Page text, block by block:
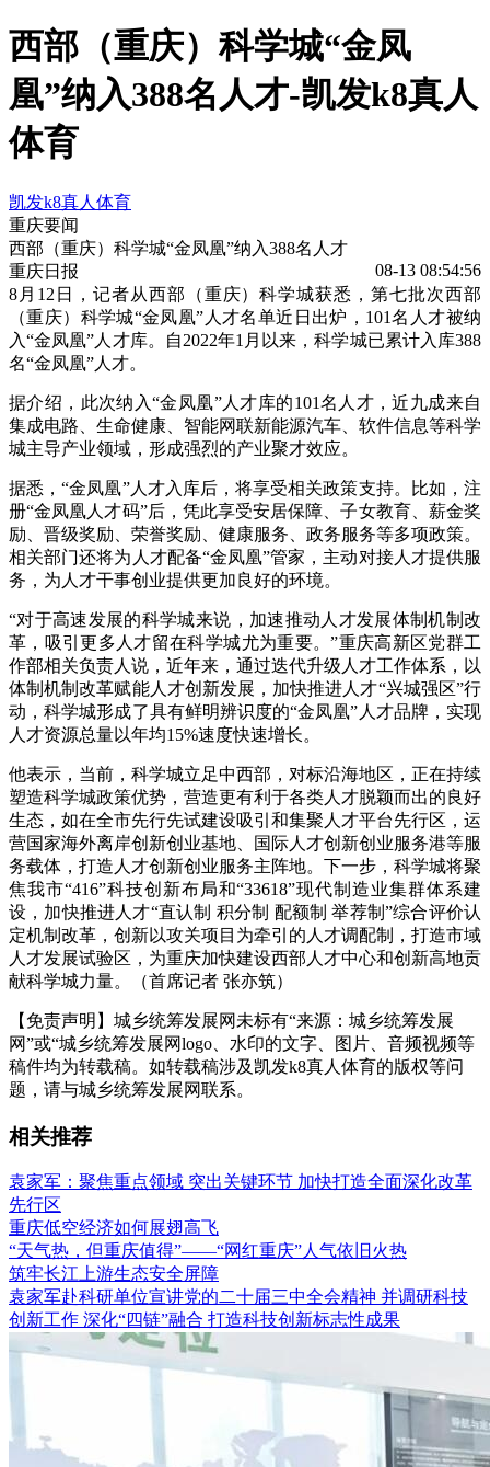
西部（重庆）科学城“金凤
凰”纳入388名人才-凯发k8真人
体育
凯发k8真人体育
重庆要闻
西部（重庆）科学城“金凤凰”纳入388名人才
重庆日报
08-13 08:54:56
8月12日，记者从西部（重庆）科学城获悉，第七批次西部
（重庆）科学城“金凤凰”人才名单近日出炉，101名人才被纳
入“金凤凰”人才库。自2022年1月以来，科学城已累计入库388
名“金凤凰”人才。
据介绍，此次纳入“金凤凰”人才库的101名人才，近九成来自
集成电路、生命健康、智能网联新能源汽车、软件信息等科学
城主导产业领域，形成强烈的产业聚才效应。
据悉，“金凤凰”人才入库后，将享受相关政策支持。比如，注
册“金凤凰人才码”后，凭此享受安居保障、子女教育、薪金奖
励、晋级奖励、荣誉奖励、健康服务、政务服务等多项政策。
相关部门还将为人才配备“金凤凰”管家，主动对接人才提供服
务，为人才干事创业提供更加良好的环境。
“对于高速发展的科学城来说，加速推动人才发展体制机制改
革，吸引更多人才留在科学城尤为重要。”重庆高新区党群工
作部相关负责人说，近年来，通过迭代升级人才工作体系，以
体制机制改革赋能人才创新发展，加快推进人才“兴城强区”行
动，科学城形成了具有鲜明辨识度的“金凤凰”人才品牌，实现
人才资源总量以年均15%速度快速增长。
他表示，当前，科学城立足中西部，对标沿海地区，正在持续
塑造科学城政策优势，营造更有利于各类人才脱颖而出的良好
生态，如在全市先行先试建设吸引和集聚人才平台先行区，运
营国家海外离岸创新创业基地、国际人才创新创业服务港等服
务载体，打造人才创新创业服务主阵地。下一步，科学城将聚
焦我市“416”科技创新布局和“33618”现代制造业集群体系建
设，加快推进人才“直认制 积分制 配额制 举荐制”综合评价认
定机制改革，创新以攻关项目为牵引的人才调配制，打造市域
人才发展试验区，为重庆加快建设西部人才中心和创新高地贡
献科学城力量。（首席记者 张亦筑）
【免责声明】城乡统筹发展网未标有“来源：城乡统筹发展
网”或“城乡统筹发展网logo、水印的文字、图片、音频视频等
稿件均为转载稿。如转载稿涉及凯发k8真人体育的版权等问
题，请与城乡统筹发展网联系。
相关推荐
袁家军：聚焦重点领域 突出关键环节 加快打造全面深化改革
先行区
重庆低空经济如何展翅高飞
“天气热，但重庆值得”——“网红重庆”人气依旧火热
筑牢长江上游生态安全屏障
袁家军赴科研单位宣讲党的二十届三中全会精神 并调研科技
创新工作 深化“四链”融合 打造科技创新标志性成果